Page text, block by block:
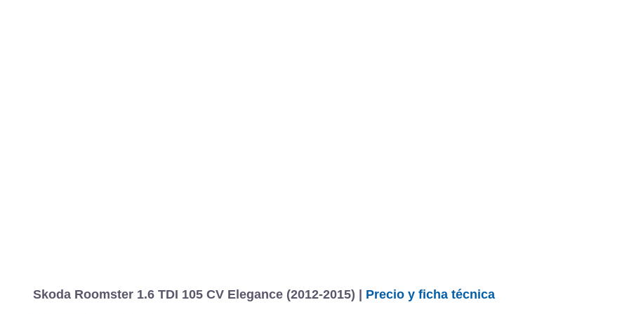
Skoda Roomster 1.6 TDI 105 CV Elegance (2012-2015) | Precio y ficha técnica